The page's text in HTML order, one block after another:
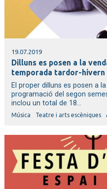
19.07.2019
Dilluns es posen a la
temporada tardor-hivern
El proper dilluns es posen a
programació del segon
inclou un total de 18...
Música Teatre i arts escèniques